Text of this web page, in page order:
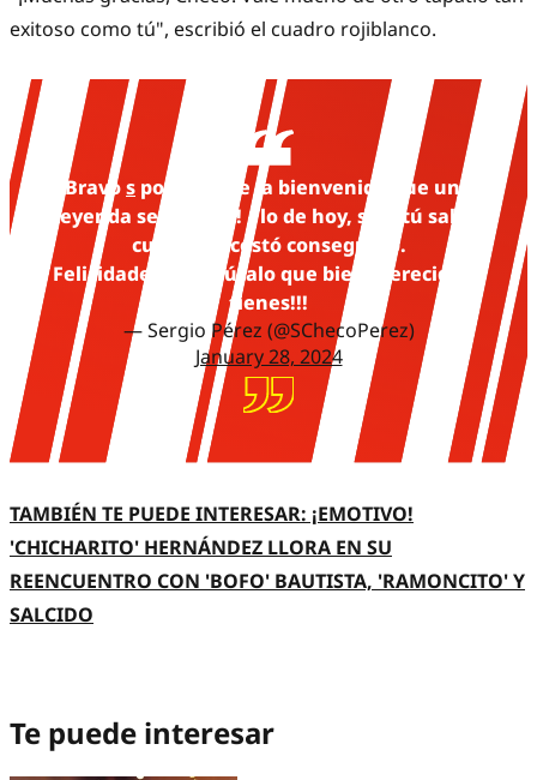
exitoso como tú", escribió el cuadro rojiblanco.
Bravos por hacerle la bienvenida que una
leyenda se merece! _ lo de hoy, solo tú sabes
cuanto te costó conseguirlo.
Felicidades y disfrútalo que bien merecido lo
tienes!!!
— Sergio Pérez (@SChecoPerez)
January 28, 2024
TAMBIÉN TE PUEDE INTERESAR: ¡EMOTIVO!
'CHICHARITO' HERNÁNDEZ LLORA EN SU
REENCUENTRO CON 'BOFO' BAUTISTA, 'RAMONCITO' Y
SALCIDO
Te puede interesar